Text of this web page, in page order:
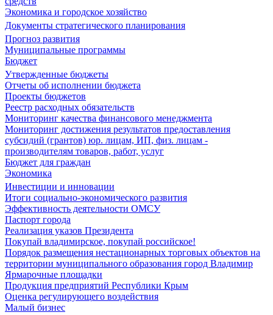
Экономика и городское хозяйство
Документы стратегического планирования
Прогноз развития
Муниципальные программы
Бюджет
Утвержденные бюджеты
Отчеты об исполнении бюджета
Проекты бюджетов
Реестр расходных обязательств
Мониторинг качества финансового менеджмента
Мониторинг достижения результатов предоставления
субсидий (грантов) юр. лицам, ИП, физ. лицам -
производителям товаров, работ, услуг
Бюджет для граждан
Экономика
Инвестиции и инновации
Итоги социально-экономического развития
Эффективность деятельности ОМСУ
Паспорт города
Реализация указов Президента
Покупай владимирское, покупай российское!
Порядок размещения нестационарных торговых объектов на
территории муниципального образования город Владимир
Ярмарочные площадки
Продукция предприятий Республики Крым
Оценка регулирующего воздействия
Малый бизнес